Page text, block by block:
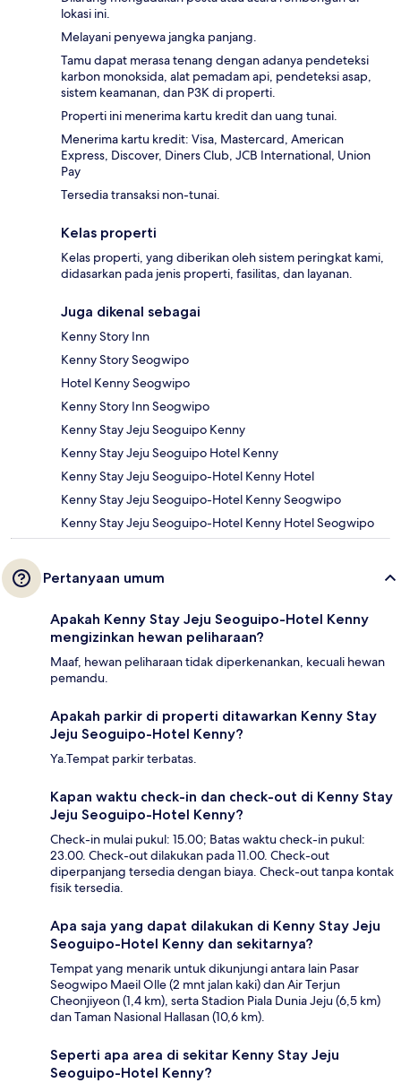
lokasi ini.
Melayani penyewa jangka panjang.
Tamu dapat merasa tenang dengan adanya pendeteksi
karbon monoksida, alat pemadam api, pendeteksi asap,
sistem keamanan, dan P3K di properti.
Properti ini menerima kartu kredit dan uang tunai.
Menerima kartu kredit: Visa, Mastercard, American
Express, Discover, Diners Club, JCB International, Union
Pay
Tersedia transaksi non-tunai.
Kelas properti
Kelas properti, yang diberikan oleh sistem peringkat kami,
didasarkan pada jenis properti, fasilitas, dan layanan.
Juga dikenal sebagai
Kenny Story Inn
Kenny Story Seogwipo
Hotel Kenny Seogwipo
Kenny Story Inn Seogwipo
Kenny Stay Jeju Seoguipo Kenny
Kenny Stay Jeju Seoguipo Hotel Kenny
Kenny Stay Jeju Seoguipo-Hotel Kenny Hotel
Kenny Stay Jeju Seoguipo-Hotel Kenny Seogwipo
Kenny Stay Jeju Seoguipo-Hotel Kenny Hotel Seogwipo
Pertanyaan umum
Apakah Kenny Stay Jeju Seoguipo-Hotel Kenny
mengizinkan hewan peliharaan?
Maaf, hewan peliharaan tidak diperkenankan, kecuali hewan
pemandu.
Apakah parkir di properti ditawarkan Kenny Stay
Jeju Seoguipo-Hotel Kenny?
Ya.Tempat parkir terbatas.
Kapan waktu check-in dan check-out di Kenny Stay
Jeju Seoguipo-Hotel Kenny?
Check-in mulai pukul: 15.00; Batas waktu check-in pukul:
23.00. Check-out dilakukan pada 11.00. Check-out
diperpanjang tersedia dengan biaya. Check-out tanpa kontak
fisik tersedia.
Apa saja yang dapat dilakukan di Kenny Stay Jeju
Seoguipo-Hotel Kenny dan sekitarnya?
Tempat yang menarik untuk dikunjungi antara lain Pasar
Seogwipo Maeil Olle (2 mnt jalan kaki) dan Air Terjun
Cheonjiyeon (1,4 km), serta Stadion Piala Dunia Jeju (6,5 km)
dan Taman Nasional Hallasan (10,6 km).
Seperti apa area di sekitar Kenny Stay Jeju
Seoguipo-Hotel Kenny?